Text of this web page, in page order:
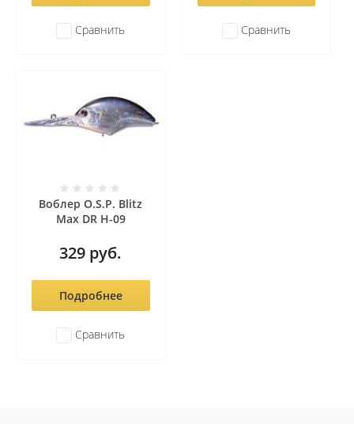
Сравнить Сравнить
Воблер O.S.P. Blitz
Max DR H-09
329 руб.
Подробнее
Сравнить